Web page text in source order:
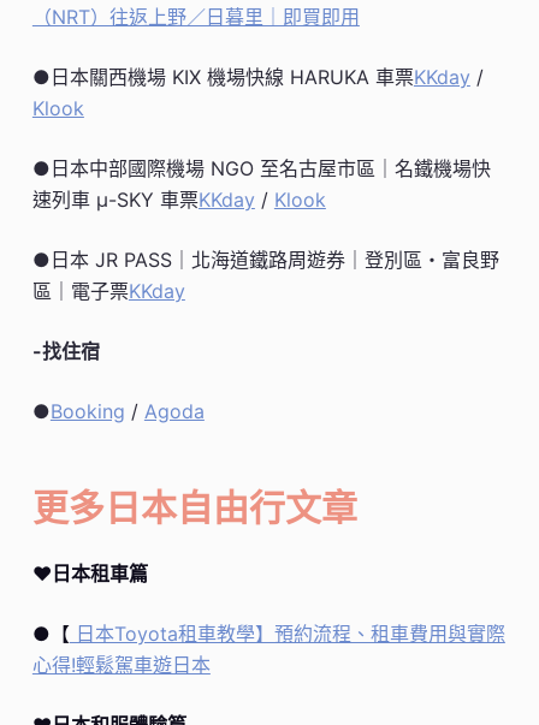
（NRT）往返上野／日暮里｜即買即用
●日本關西機場 KIX 機場快線 HARUKA 車票KKday /
Klook
●日本中部國際機場 NGO 至名古屋市區｜名鐵機場快
速列車 μ-SKY 車票KKday / Klook
●日本 JR PASS｜北海道鐵路周遊券｜登別區・富良野
區｜電子票KKday
-找住宿
●Booking / Agoda
更多日本自由行文章
♥ 日本租車篇
●【日本Toyota租車教學】預約流程、租車費用與實際
心得!輕鬆駕車遊日本